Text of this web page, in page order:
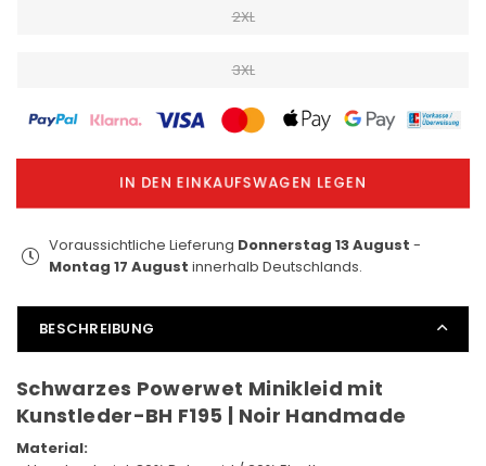
2XL
3XL
IN DEN EINKAUFSWAGEN LEGEN
Voraussichtliche Lieferung Donnerstag 13 August -
Montag 17 August innerhalb Deutschlands.
BESCHREIBUNG
Schwarzes Powerwet Minikleid mit
Kunstleder-BH F195 | Noir Handmade
Material: